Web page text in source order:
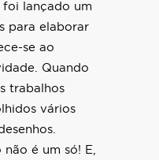
foi lançado um
para elaborar
se ao
Quando
trabalhos
vários
não é um só! E,